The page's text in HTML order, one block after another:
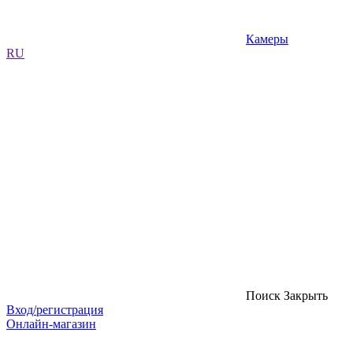
Камеры
RU
Поиск Закрыть
Вход/регистрация
Онлайн-магазин